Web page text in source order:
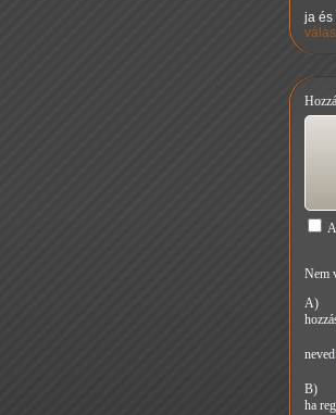
ja és
Nem
A)
B)
ha